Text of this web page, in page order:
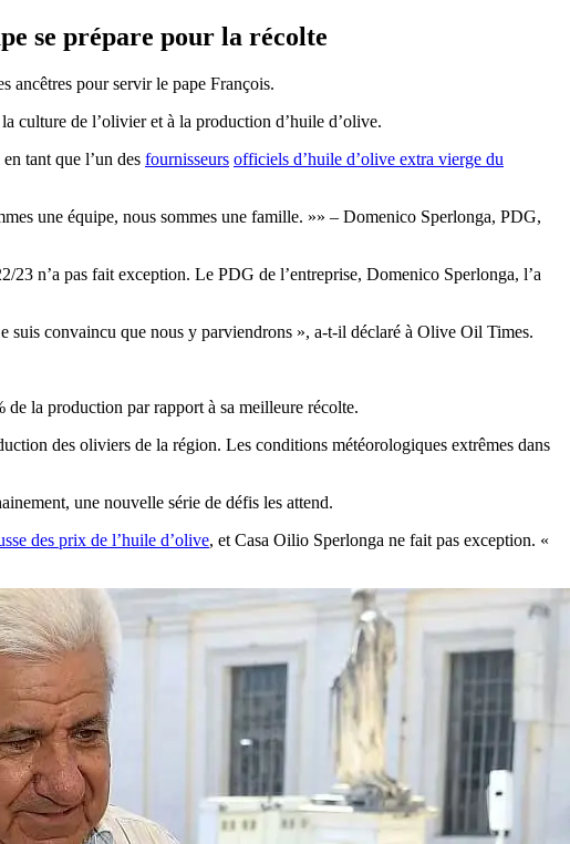
se prépare pour la récolte
ancêtres pour servir le pape François.
culture de l’olivier et à la production d’huile d’olive.
tant que l’un des fournisseurs officiels d’huile d’olive extra vierge du
une équipe, nous sommes une famille.
» – Domenico Sperlonga, PDG,
23 n’a pas fait exception. Le PDG de l’entreprise, Domenico Sperlonga, l’a
convaincu que nous y parviendrons », a-t-il déclaré à Olive Oil Times.
de la production par rapport à sa meilleure récolte.
des oliviers de la région. Les conditions météorologiques extrêmes dans
une nouvelle série de défis les attend.
des prix de l’huile d’olive, et Casa Oilio Sperlonga ne fait pas exception. «